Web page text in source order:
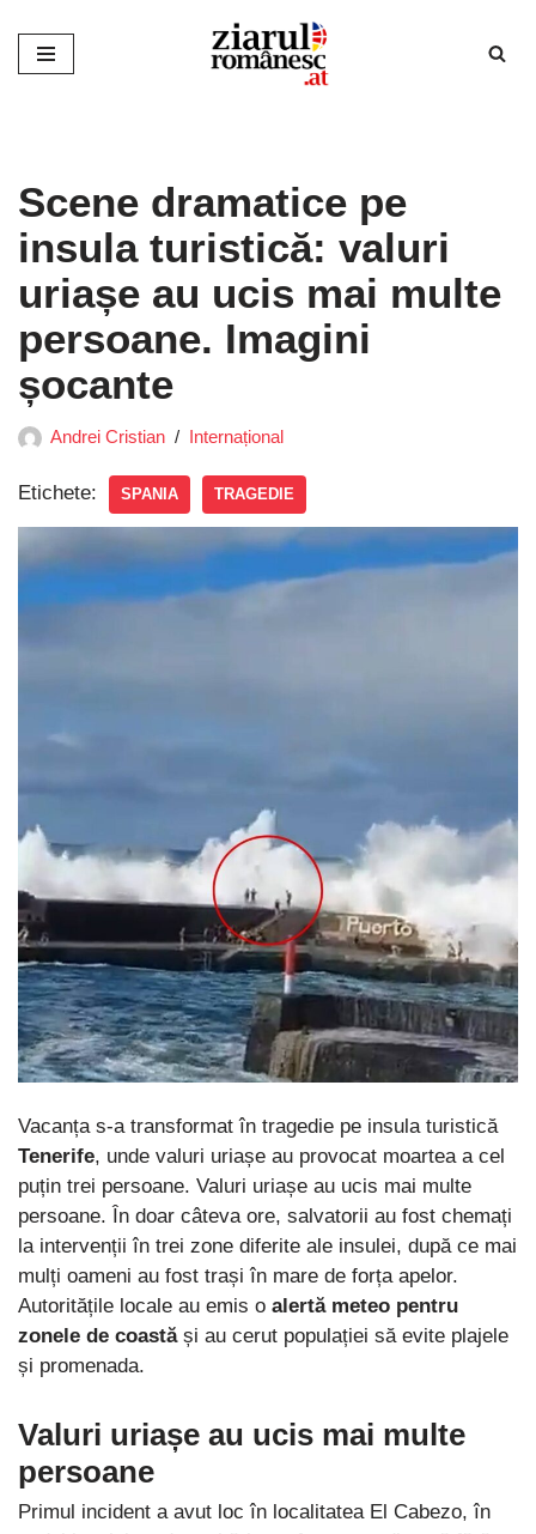
Sari
Scene dramatice pe
insula turistică: valuri
uriașe au ucis mai multe
persoane. Imagini
șocante
Andrei Cristian Internațional
Etichete: SPANIA TRAGEDIE
Vacanța s-a transformat în tragedie pe insula turistică
Tenerife, unde valuri uriașe au provocat moartea a cel
puțin trei persoane. Valuri uriașe au ucis mai multe
persoane. În doar câteva ore, salvatorii au fost chemați
la intervenții în trei zone diferite ale insulei, după ce mai
mulți oameni au fost trași în mare de forța apelor.
Autoritățile locale au emis o alertă meteo pentru
zonele de coastăși au cerut populației să evite plajele
și promenada.
Valuri uriașe au ucis mai multe
persoane
Primul incident a avut loc în localitatea El Cabezo, în